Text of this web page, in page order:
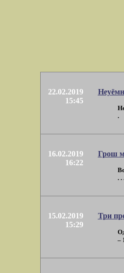
22.02.2019
15:45
.
16.02.2019
16:22
Грош
. .
15.02.2019
15:29
Три
–